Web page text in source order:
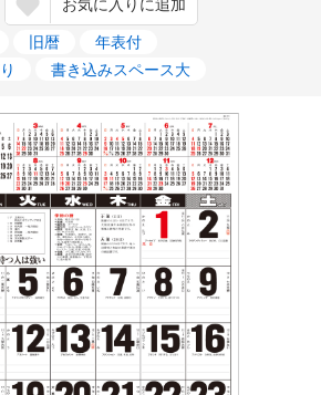
お気に入りに追加
旧暦
年表付
書き込みスペース大